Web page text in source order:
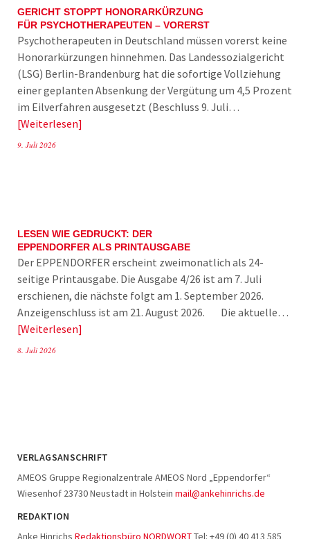
GERICHT STOPPT HONORARKÜRZUNG
FÜR PSYCHOTHERAPEUTEN – VORERST
Psychotherapeuten in Deutschland müssen vorerst keine
Honorarkürzungen hinnehmen. Das Landessozialgericht
(LSG) Berlin-Brandenburg hat die sofortige Vollziehung
einer geplanten Absenkung der Vergütung um 4,5 Prozent
im Eilverfahren ausgesetzt (Beschluss 9. Juli…
Weiterlesen
9. Juli 2026
LESEN WIE GEDRUCKT: DER
EPPENDORFER ALS PRINTAUSGABE
Der EPPENDORFER erscheint zweimonatlich als 24-
seitige Printausgabe. Die Ausgabe 4/26 ist am 7. Juli
erschienen, die nächste folgt am 1. September 2026.
Anzeigenschluss ist am 21. August 2026. Die aktuelle…
Weiterlesen
8. Juli 2026
VERLAGSANSCHRIFT
AMEOS Gruppe Regionalzentrale AMEOS Nord „Eppendorfer“
Wiesenhof 23730 Neustadt in Holstein mail@ankehinrichs.de
REDAKTION
Anke Hinrichs Redaktionsbüro NORDWORTTel: +49 (0) 40 413 585